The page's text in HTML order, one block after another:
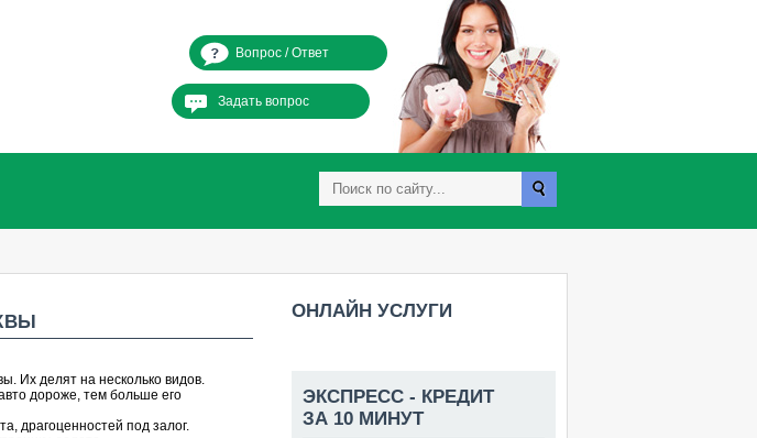
Вопрос / Ответ
Задать вопрос
Их делят на несколько видов.
дороже, тем больше его
драгоценностей под залог.
ОНЛАЙН УСЛУГИ
ЭКСПРЕСС - КРЕДИТ
ЗА 10 МИНУТ